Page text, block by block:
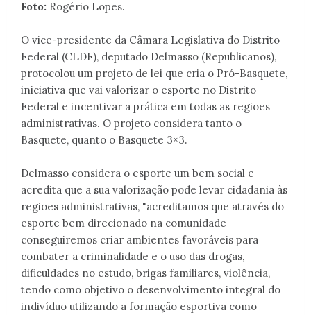
Foto: Rogério Lopes.
O vice-presidente da Câmara Legislativa do Distrito
Federal (CLDF), deputado Delmasso (Republicanos),
protocolou um projeto de lei que cria o Pró-Basquete,
iniciativa que vai valorizar o esporte no Distrito
Federal e incentivar a prática em todas as regiões
administrativas. O projeto considera tanto o
Basquete, quanto o Basquete 3×3.
Delmasso considera o esporte um bem social e
acredita que a sua valorização pode levar cidadania às
regiões administrativas, "acreditamos que através do
esporte bem direcionado na comunidade
conseguiremos criar ambientes favoráveis para
combater a criminalidade e o uso das drogas,
dificuldades no estudo, brigas familiares, violência,
tendo como objetivo o desenvolvimento integral do
indivíduo utilizando a formação esportiva como